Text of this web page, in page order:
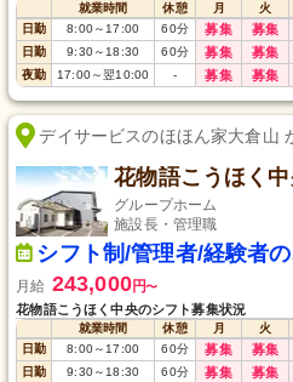
就業時間 休憩 月 火
日勤
8:00～17:00 60分 募集 募集
日勤 9:30～18:30 60分 募集 募集
夜勤 17:00～翌10:00 - 募集 募集
デイサービスのほほん家大倉山
花物語こうほく
グループホーム
施設長・管理職
シフト制/管理者/経験者
月給 243,000円〜
花物語こうほく中央のシフト募集状況
就業時間 休憩 月 火
日勤
8:00～17:00 60分 募集 募集
日勤 9:30～18:30 60分 募集 募集